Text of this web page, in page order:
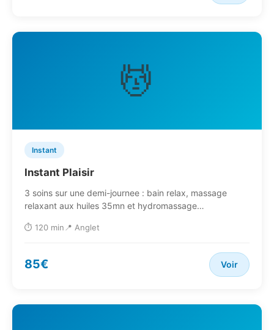
💆
Instant
Instant Plaisir
3 soins sur une demi-journee : bain relax, massage
relaxant aux huiles 35mn et hydromassage…
⏱️ 120 min 📍 Anglet
85€ Voir